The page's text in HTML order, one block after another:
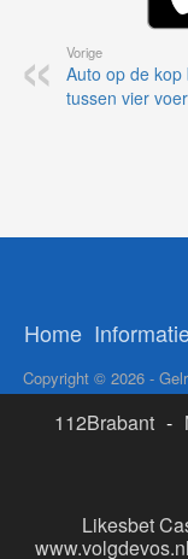
Vorige
Auto op de kop
tussen vier
Home
Copyright © 2026 -
112Brabant -
Likesbet
www.volgdevos.nl